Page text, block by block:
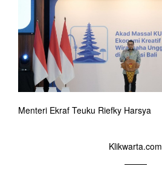
Menteri Ekraf Teuku Riefky Harsya
Klikwarta.com